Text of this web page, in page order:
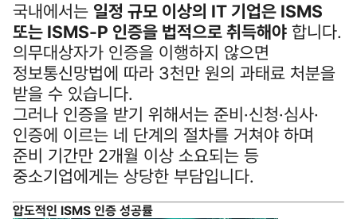
국내에서는 일정 규모 이상의 IT 기업은 ISMS
또는 ISMS‑P 인증을 법적으로 취득해야 합니다.
의무대상자가 인증을 이행하지 않으면
정보통신망법에 따라 3천만 원의 과태료 처분을
받을 수 있습니다.
그러나 인증을 받기 위해서는 준비·신청·심사·
인증에 이르는 네 단계의 절차를 거쳐야 하며
준비 기간만 2개월 이상 소요되는 등
중소기업에게는 상당한 부담입니다.
압도적인 ISMS 인증 성공률